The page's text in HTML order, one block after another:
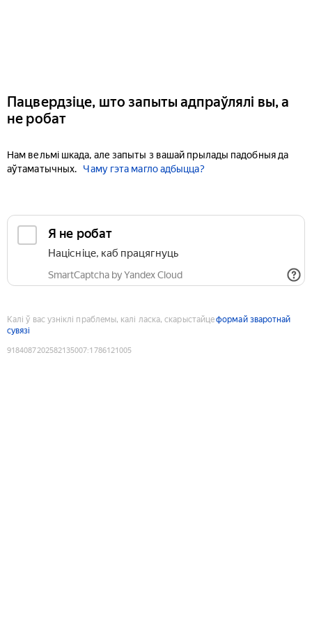
Пацвердзіце, што запыты адпраўлялі вы, а
не робат
Нам вельмі шкада, але запыты з вашай прылады падобныя да
аўтаматычных.
Чаму гэта магло адбыцца?
Я не робат
Націсніце, каб працягнуць
SmartCaptcha by Yandex Cloud
Калі ў вас узніклі праблемы, калі ласка, скарыстайцеформай зваротнай
сувязі
9184087202582135007:1786121005